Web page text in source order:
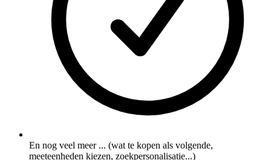
En nog veel meer ... (wat te kopen als volgende,
meeteenheden kiezen, zoekpersonalisatie...)